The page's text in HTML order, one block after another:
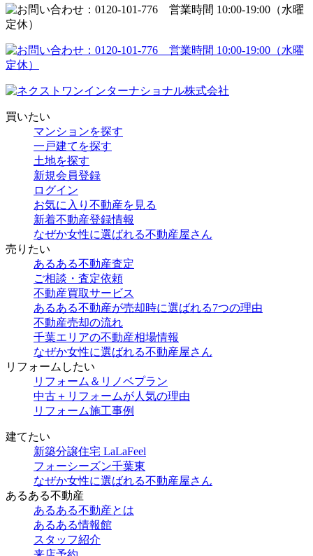
買いたい
マンションを探す
一戸建てを探す
土地を探す
新規会員登録
ログイン
お気に入り不動産を見る
新着不動産登録情報
なぜか女性に選ばれる不動産屋さん
売りたい
あるある不動産査定
ご相談・査定依頼
不動産買取サービス
あるある不動産が売却時に選ばれる7つの理由
不動産売却の流れ
千葉エリアの不動産相場情報
なぜか女性に選ばれる不動産屋さん
リフォームしたい
リフォーム＆リノベプラン
中古＋リフォームが人気の理由
リフォーム施工事例
建てたい
新築分譲住宅 LaLaFeel
フォーシーズン千葉東
なぜか女性に選ばれる不動産屋さん
あるある不動産
あるある不動産とは
あるある情報館
スタッフ紹介